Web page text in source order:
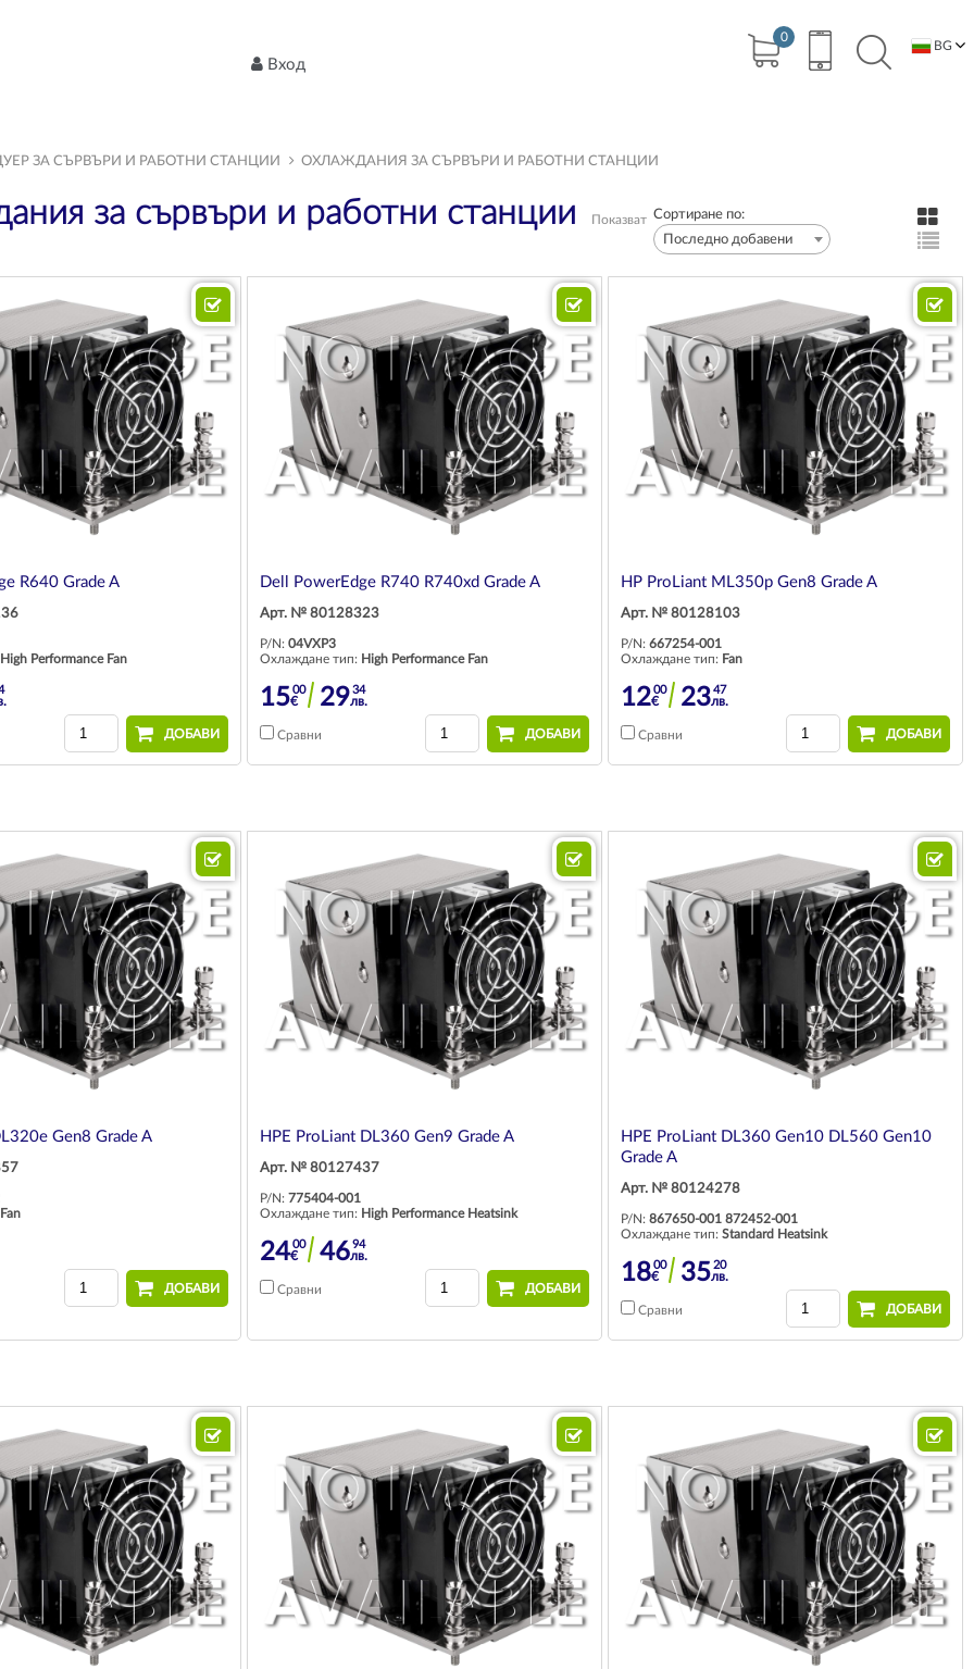
0
BG
Вход
ЗА СЪРВЪРИ И РАБОТНИ СТАНЦИИ ОХЛАЖДАНИЯ ЗА СЪРВЪРИ И РАБОТНИ СТАНЦИИ
за сървъри и работни станции
Показват Сортиране по:
Последно добавени
R640 Grade A
High Performance Fan
ДОБАВИ
Dell PowerEdge R740 R740xd Grade A
Арт. № 80128323
P/N: 04VXP3
Охлаждане тип: High Performance Fan
1500
€ 2934
лв.
Сравни ДОБАВИ
HP ProLiant ML350p Gen8 Grade A
Арт. № 80128103
P/N: 667254-001
Охлаждане тип: Fan
1200
€ 2347
лв.
Сравни ДОБАВИ
Gen8 Grade A
Fan
ДОБАВИ
HPE ProLiant DL360 Gen9 Grade A
Арт. № 80127437
P/N: 775404-001
Охлаждане тип: High Performance Heatsink
2400
€ 4694
лв.
Сравни ДОБАВИ
HPE ProLiant DL360 Gen10 DL560 Gen10
Grade A
Арт. № 80124278
P/N: 867650-001 872452-001
Охлаждане тип: Standard Heatsink
1800
€ 3520
лв.
Сравни ДОБАВИ